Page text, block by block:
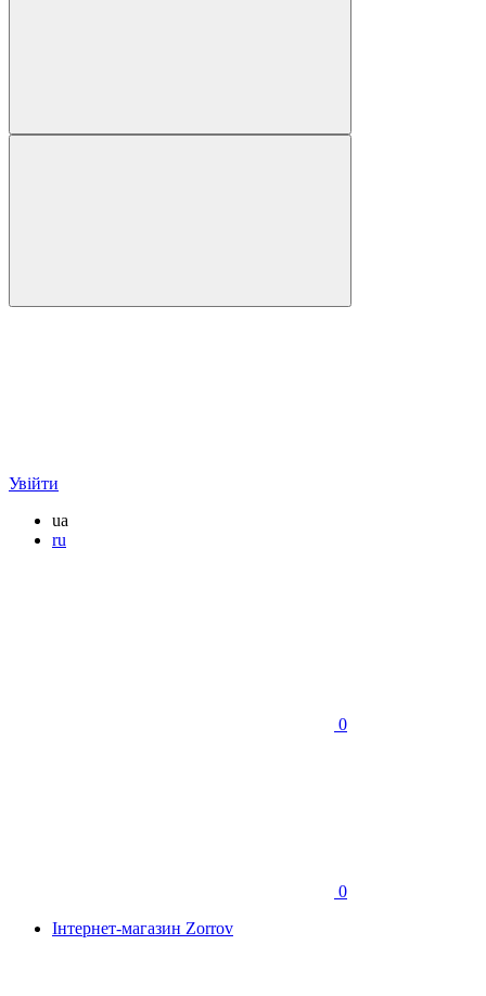
Увійти
ua
ru
0
0
Інтернет-магазин Zorrov